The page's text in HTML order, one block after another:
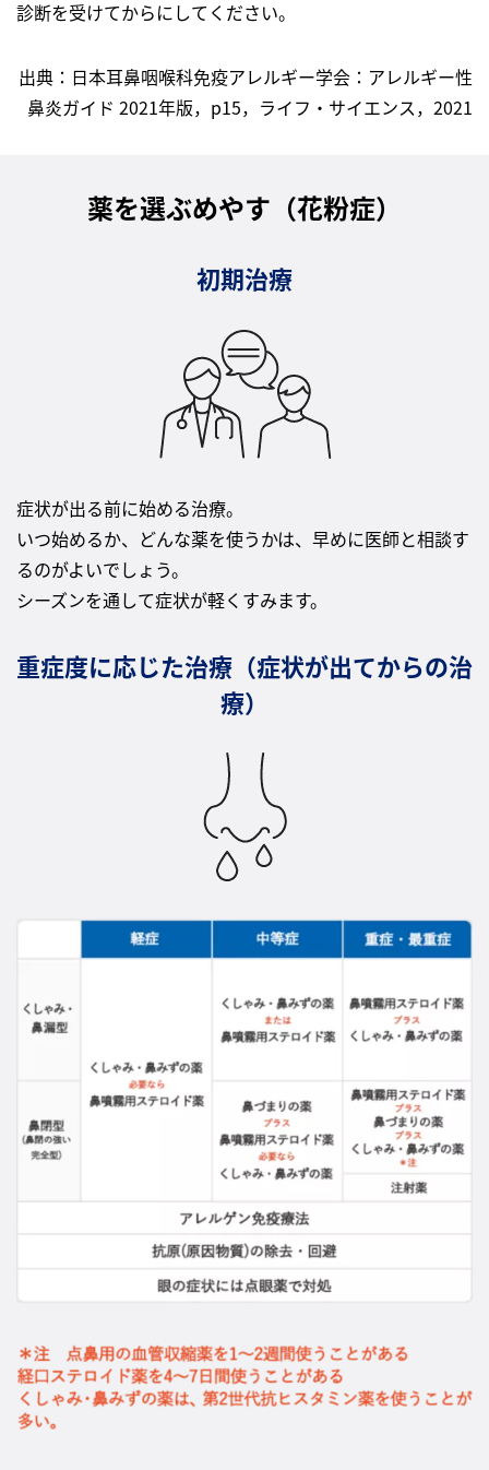
診断を受けてからにしてください。
出典：日本耳鼻咽喉科免疫アレルギー学会：アレルギー性
鼻炎ガイド 2021年版，p15，ライフ・サイエンス，2021
薬を選ぶめやす（花粉症）
初期治療
症状が出る前に始める治療。
いつ始めるか、どんな薬を使うかは、早めに医師と相談す
るのがよいでしょう。
シーズンを通して症状が軽くすみます。
重症度に応じた治療（症状が出てからの治
療）